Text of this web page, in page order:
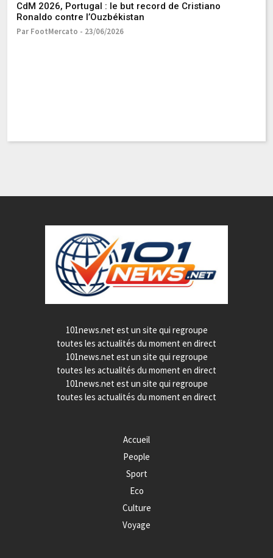
CdM 2026, Portugal : le but record de Cristiano
Ronaldo contre l’Ouzbékistan
Par FootMercato - 23/06/2026
101news.net est un site qui regroupe
toutes les actualités du moment en direct
101news.net est un site qui regroupe
toutes les actualités du moment en direct
101news.net est un site qui regroupe
toutes les actualités du moment en direct
Accueil
People
Sport
Eco
Culture
Voyage